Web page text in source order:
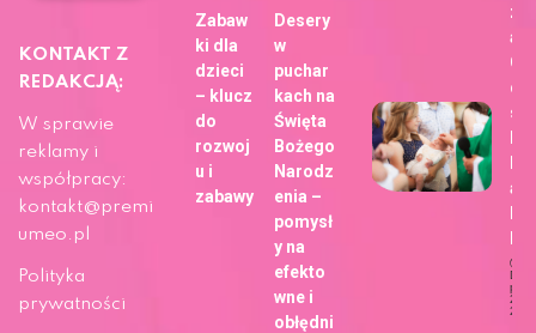
KONTAKT Z
REDAKCJĄ:
W sprawie
reklamy i
współpracy:
kontakt@premi
umeo.pl
Polityka
prywatności
Zabaw
ki dla
dzieci
– klucz
do
rozwoj
u i
zabawy
Desery
w
puchar
kach na
Święta
Bożego
Narodz
enia –
pomysł
y na
efekto
wne i
obłędni
a
dla
29